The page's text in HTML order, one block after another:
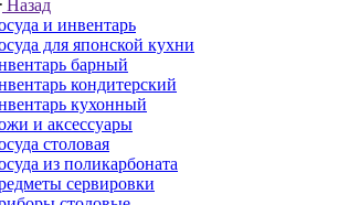
Назад
и инвентарь
для японской кухни
барный
кондитерский
кухонный
и аксессуары
столовая
из поликарбоната
сервировки